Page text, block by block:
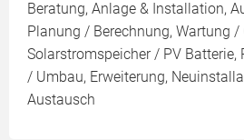
Beratung, Anlage & Installation,
Planung / Berechnung, Wartung
Solarstromspeicher / PV Batterie,
/ Umbau, Erweiterung,
Austausch